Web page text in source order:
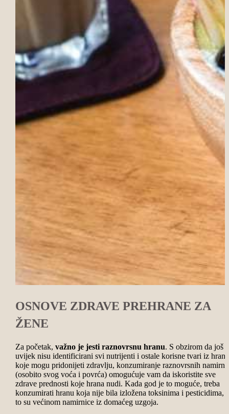
OSNOVE ZDRAVE PREHRANE ZA
ŽENE
Za početak, važno je jesti raznovrsnu hranu. S obzirom da još
uvijek nisu identificirani svi nutrijenti i ostale korisne tvari iz hrane
koje mogu pridonijeti zdravlju, konzumiranje raznovrsnih
(osobito svog voća i povrća) omogućuje vam da iskoristite sve
zdrave prednosti koje hrana nudi. Kada god je to moguće, treba
konzumirati hranu koja nije bila izložena toksinima i pesticidima, a
to su većinom namirnice iz domaćeg uzgoja.